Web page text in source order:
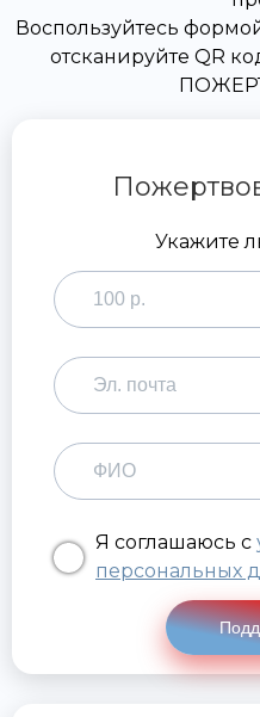
Воспользуйтесь
отсканируйте QR
Укажите
Я соглашаюсь с
персональных